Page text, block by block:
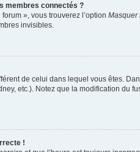
membres connectés ?
», vous trouverez l’option Masquer
invisibles.
de celui dans lequel vous êtes.
etc.). Notez que la modification du
!